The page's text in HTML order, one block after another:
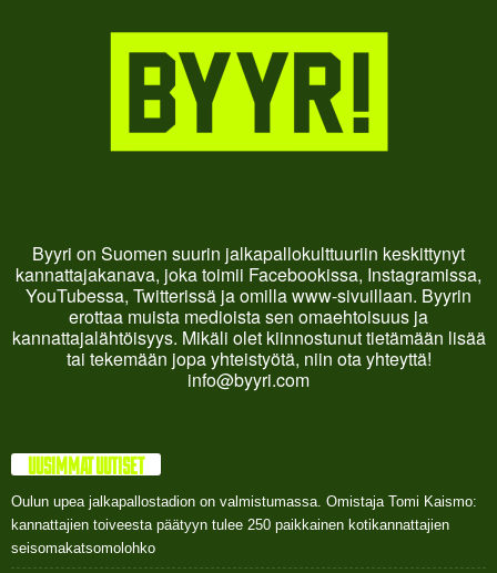
Byyri on Suomen suurin jalkapallokulttuuriin keskittynyt
kannattajakanava, joka toimii Facebookissa, Instagramissa,
YouTubessa, Twitterissä ja omilla www-sivuillaan. Byyrin
erottaa muista medioista sen omaehtoisuus ja
kannattajalähtöisyys. Mikäli olet kiinnostunut tietämään lisää
tai tekemään jopa yhteistyötä, niin ota yhteyttä!
info@byyri.com
UUSIMMAT UUTISET
Oulun upea jalkapallostadion on valmistumassa. Omistaja Tomi Kaismo:
kannattajien toiveesta päätyyn tulee 250 paikkainen kotikannattajien
seisomakatsomolohko